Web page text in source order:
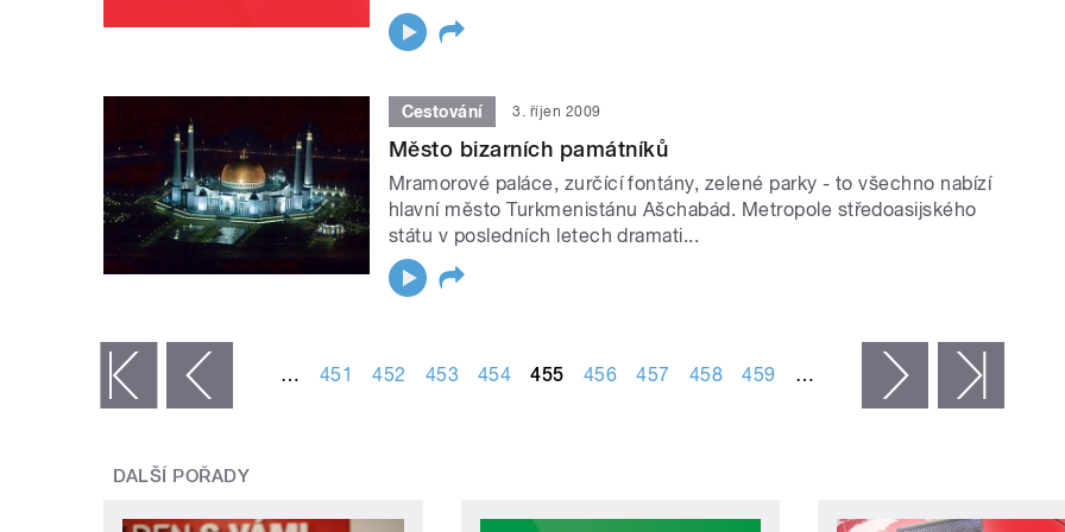
Cestování 3. říjen 2009
Město bizarních památníků
Mramorové paláce, zurčící fontány, zelené parky - to všechno nabízí
hlavní město Turkmenistánu Ašchabád. Metropole středoasijského
státu v posledních letech dramati...
‹ předchozí … 451 452 453 454 455 456 457 458 459 … následující ›
DALŠÍ POŘADY